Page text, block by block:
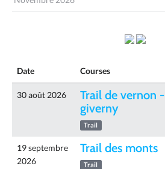
Date Courses
30 août 2026
Trail de vernon -
giverny
Trail
19 septembre
2026
Trail des monts
Trail